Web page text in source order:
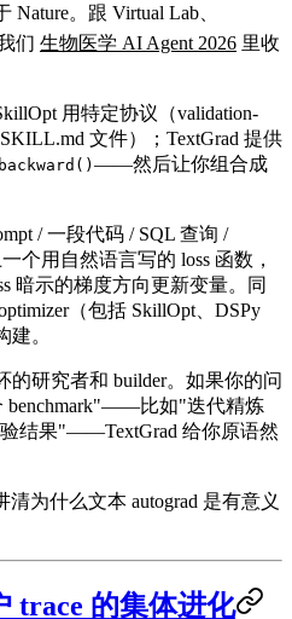
Nature。跟 Virtual Lab、
们 生物医学 AI Agent 2026 里收
用特定协议（validation-
文件）；TextGrad 提供
backward() ——然后让你组合成
/ 一段代码 / SQL 查询 /
个用自然语言写的 loss 函数，
暗示的梯度方向更新变量。同
（包括 SkillOpt、DSPy
。
研究者和 builder。如果你的问
benchmark"——比如"迭代精炼
结果"——TextGrad 给你原语然
为什么文本 autograd 是有意义
trace 的集体进化